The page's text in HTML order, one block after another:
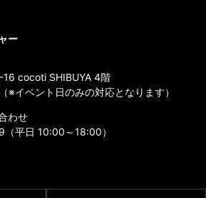
ー
cocoti SHIBUYA 4階
（※イベント日のみの対応となります）
わせ
（平日 10:00～18:00）